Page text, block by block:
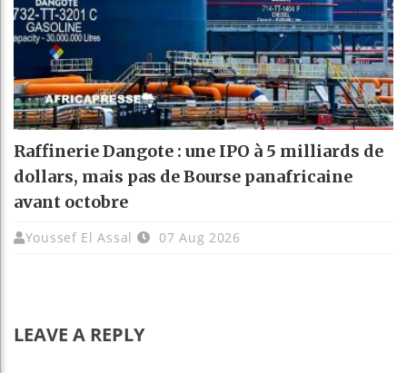
Raffinerie Dangote : une IPO à 5 milliards de
dollars, mais pas de Bourse panafricaine
avant octobre
Youssef El Assal 07 Aug 2026
LEAVE A REPLY